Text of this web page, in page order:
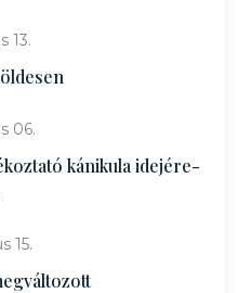
13.
06.
kánikula idejére-
15.